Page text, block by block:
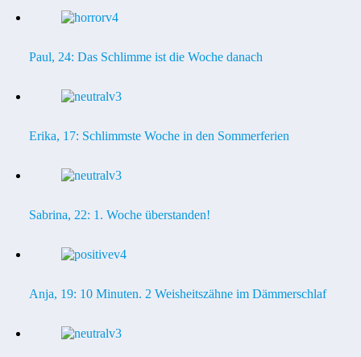
Paul, 24: Das Schlimme ist die Woche danach
Erika, 17: Schlimmste Woche in den Sommerferien
Sabrina, 22: 1. Woche überstanden!
Anja, 19: 10 Minuten. 2 Weisheitszähne im Dämmerschlaf